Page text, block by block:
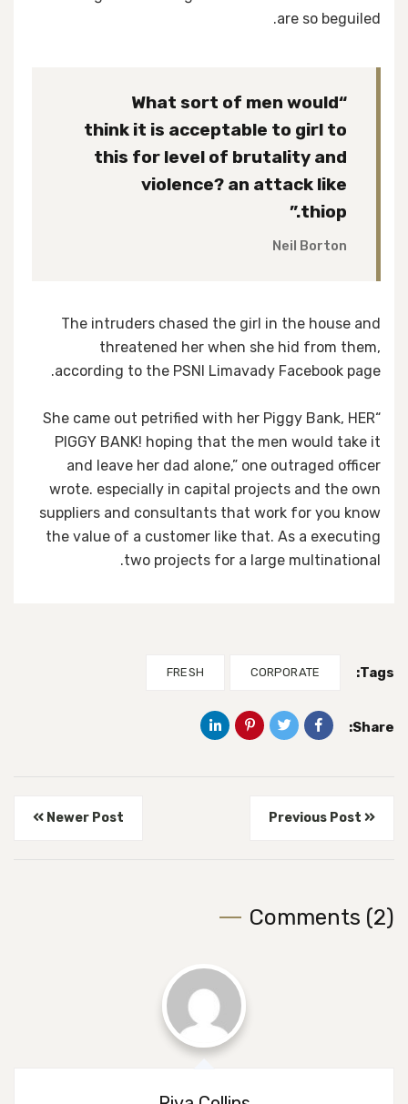
are so beguiled.
“What sort of men would
think it is acceptable to girl to
this for level of brutality and
violence? an attack like
thiop.”
Neil Borton
The intruders chased the girl in the house and
threatened her when she hid from them,
according to the PSNI Limavady Facebook page.
“She came out petrified with her Piggy Bank, HER
PIGGY BANK! hoping that the men would take it
and leave her dad alone,” one outraged officer
wrote. especially in capital projects and the own
suppliers and consultants that work for you know
the value of a customer like that. As a executing
two projects for a large multinational.
Tags:
CORPORATE
FRESH
Share:
Previous Post
Newer Post
Comments (2)